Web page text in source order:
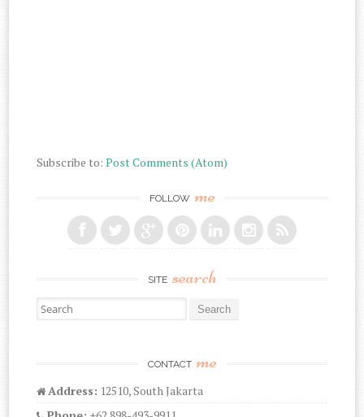
Subscribe to:Post Comments (Atom)
FOLLOW me
SITE search
Search for:
CONTACT me
Address: 12510, South Jakarta